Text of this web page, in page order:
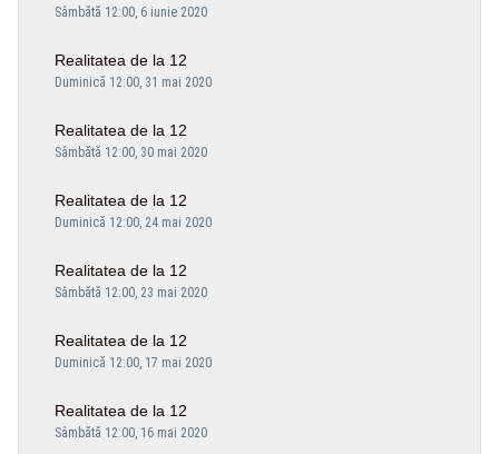
Sâmbătă 12:00, 6 iunie 2020
Realitatea de la 12
Duminică 12:00, 31 mai 2020
Realitatea de la 12
Sâmbătă 12:00, 30 mai 2020
Realitatea de la 12
Duminică 12:00, 24 mai 2020
Realitatea de la 12
Sâmbătă 12:00, 23 mai 2020
Realitatea de la 12
Duminică 12:00, 17 mai 2020
Realitatea de la 12
Sâmbătă 12:00, 16 mai 2020